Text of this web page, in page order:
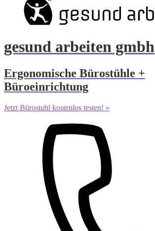
gesund arbeiten gmbh
Ergonomische Bürostühle +
Büroeinrichtung
Jetzt Bürostuhl kostenlos testen! »